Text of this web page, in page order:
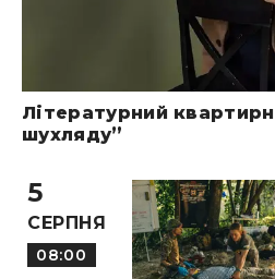
Літературний
шухляду”
5
СЕРПНЯ
08:00